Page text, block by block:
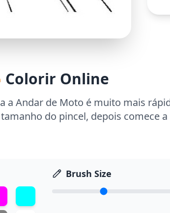
Colorir Online
a Andar de Moto é muito mais
do pincel, depois comece
Brush Size